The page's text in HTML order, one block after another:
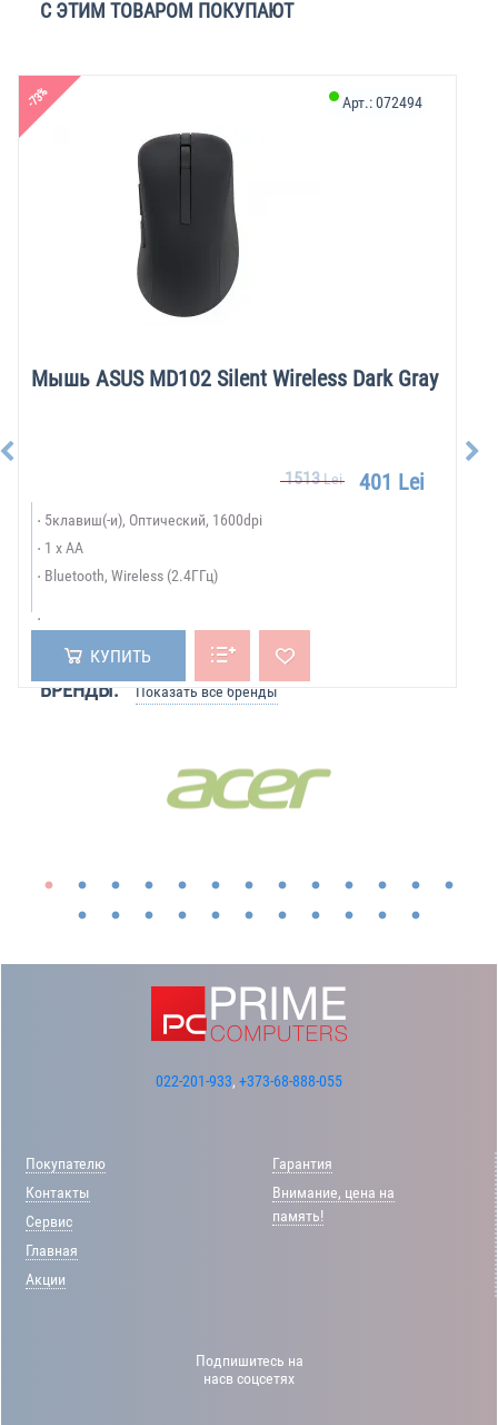
С ЭТИМ ТОВАРОМ ПОКУПАЮТ
-73%
Мышь ASUS MD102 Silent Wireless Dark Gray
Арт.:072494
1513Lei 401 Lei
5клавиш(-и), Оптический, 1600dpi
1 x AA
Bluetooth, Wireless (2.4ГГц)
КУПИТЬ
БРЕНДЫ: Показать все бренды
022-201-933, +373-68-888-055
Покупателю
Контакты
Сервис
Главная
Акции
Гарантия
Внимание, цена на
память!
Подпишитесь на
насв соцсетях